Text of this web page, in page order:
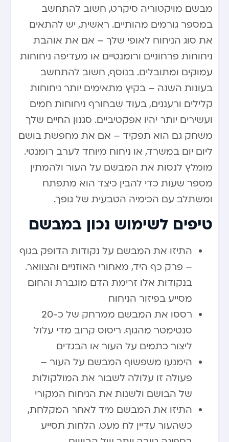
מבשם מויקטוריה סיקרט, חשוב להתחשב
במספר גורמים מהותיים. ראשית, יש להתאים
את סוג הניחוח לאופי שלך – אם את אוהבת
ניחוחות פרחוניים ורומנטיים או מעדיפה ניחוחות
עמוקים ומתובלים. בנוסף, חשוב להתחשב
בעונות השנה – בקיץ מתאימים יותר ניחוחות
קלילים ורעננים, בעוד שבחורף ניחוחות חמים
ועשירים יותר יהיו אפקטיביים. סגנון החיים שלך
משחק גם הוא תפקיד – אם את מחפשת בושם
ליום יום במשרד, או ניחוח מיוחד לערב רומנטי.
מומלץ לנסות את המבשם על העור ולהמתין
מספר שעות כדי להבין כיצד הוא מתפתח
ומשתלב עם הכימיה הטבעית של גופך.
טיפים לשימוש נכון במבשם
התיזו את המבשם על נקודות הדופק בגוף
– פרק כף היד, מאחורי האוזניים והצוואר.
בנקודות אלו זרימת הדם מוגברת והחום
מסייע בפיזור הניחוח
רססו את המבשם ממרחק של כ-20
סנטימטר מהגוף. ריסוס קרוב מדי עלול
ליצור כתמים על העור או הבגדים
הימנעו משפשוף המבשם על העור –
פעולה זו עלולה לשבור את המולקולות
של הבושם ולשנות את הניחוח המקורי
התיזו את המבשם מיד לאחר המקלחת,
כשהעור עדיין לח מעט. הלחות תסייע